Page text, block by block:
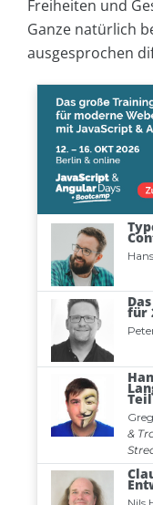
Freiheiten und
Ganze natürlich
ausgesprochen